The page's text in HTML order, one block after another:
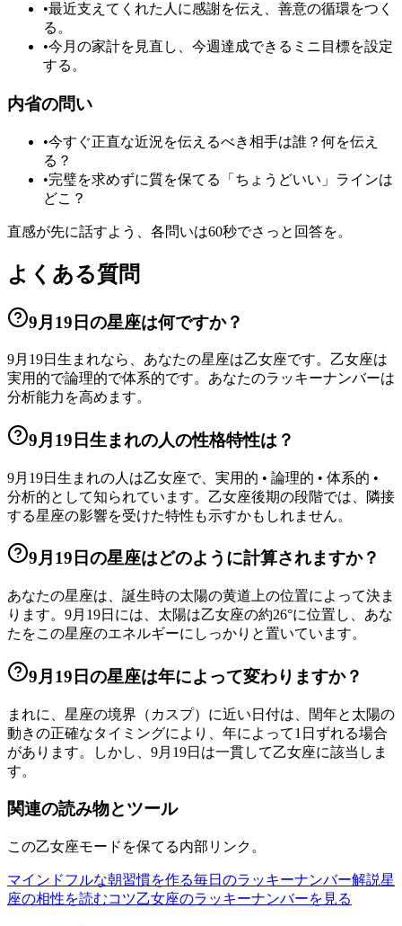
•最近支えてくれた人に感謝を伝え、善意の循環をつく
る。
•今月の家計を見直し、今週達成できるミニ目標を設定
する。
内省の問い
•今すぐ正直な近況を伝えるべき相手は誰？何を伝え
る？
•完璧を求めずに質を保てる「ちょうどいい」ラインは
どこ？
直感が先に話すよう、各問いは60秒でさっと回答を。
よくある質問
9月19日の星座は何ですか？
9月19日生まれなら、あなたの星座は乙女座です。乙女座は
実用的で論理的で体系的です。あなたのラッキーナンバーは
分析能力を高めます。
9月19日生まれの人の性格特性は？
9月19日生まれの人は乙女座で、実用的 • 論理的 • 体系的 •
分析的として知られています。乙女座後期の段階では、隣接
する星座の影響を受けた特性も示すかもしれません。
9月19日の星座はどのように計算されますか？
あなたの星座は、誕生時の太陽の黄道上の位置によって決ま
ります。9月19日には、太陽は乙女座の約26°に位置し、あな
たをこの星座のエネルギーにしっかりと置いています。
9月19日の星座は年によって変わりますか？
まれに、星座の境界（カスプ）に近い日付は、閏年と太陽の
動きの正確なタイミングにより、年によって1日ずれる場合
があります。しかし、9月19日は一貫して乙女座に該当しま
す。
関連の読み物とツール
この乙女座モードを保てる内部リンク。
マインドフルな朝習慣を作る毎日のラッキーナンバー解説星
座の相性を読むコツ乙女座のラッキーナンバーを見る